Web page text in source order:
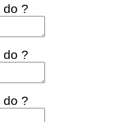
do ?
do ?
do ?